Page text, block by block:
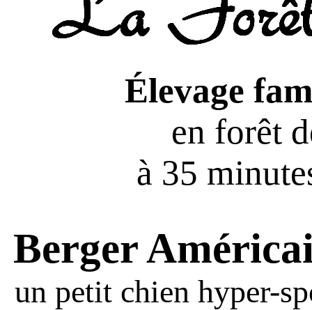
Élevage
en forêt
à 35
Berger
un petit chien hyper-